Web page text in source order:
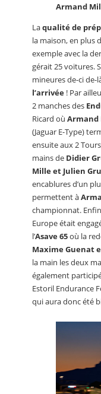
Armand
Laqualité de
la maison, en plus
exemple avec la
gérait 25 voitures.
mineures de-ci de-
l’arrivée ! Par
2 manches des
Ricard où Armand
(Jaguar E-Type)
ensuite aux 2
mains de Didier
Mille et Julien
encablures d’un
permettent à
championnat.
Europe était
l’Asave 65où la
Maxime Guenat
la main les deux
également
Estoril Endurance
qui aura donc été